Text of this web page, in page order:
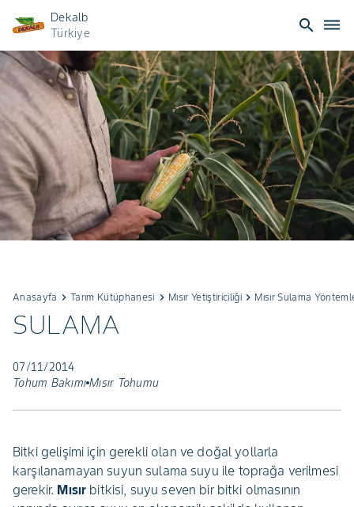
Dekalb
Türkiye
search dehaze
Anasayfa keyboard_arrow_right Tarım Kütüphanesi⁥⁣𝅸󠀪󠁚 keyboard_arrow_right Mısır Yetiştiriciliği keyboard_arrow_right Mısır Sulama
SULAMA
07/11/2014
Tohum Bakımı Mısır Tohumu
Bitki gelişimi için gerekli olan ve doğal yollarla
karşılanamayan suyun sulama suyu ile toprağa verilmesi
gerekir. Mısır bitkisi, suyu seven bir bitki olmasının